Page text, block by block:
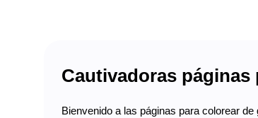
Cautivadoras
Bienvenido a las páginas para colorear de